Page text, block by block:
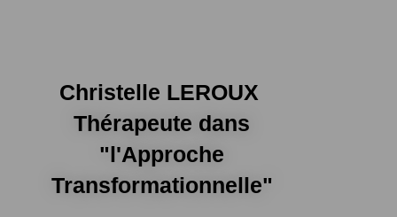
Christelle LEROUX
Thérapeute dans
"l'Approche
Transformationnelle"